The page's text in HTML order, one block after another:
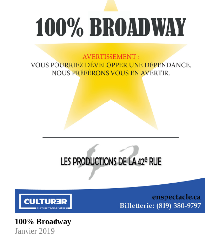
100% Broadway
Janvier 2019